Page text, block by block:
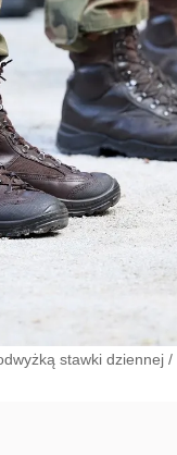
stawki dziennej /